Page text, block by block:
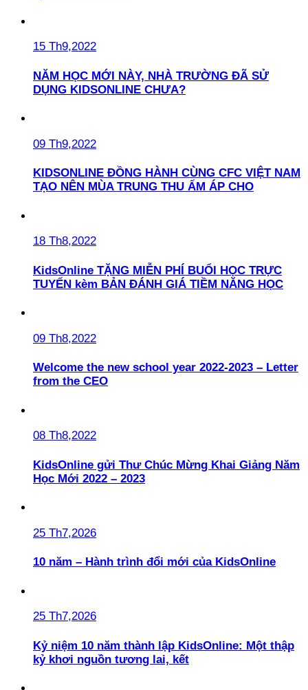
15 Th9,2022
NĂM HỌC MỚI NÀY, NHÀ TRƯỜNG ĐÃ SỬ
DỤNG KIDSONLINE CHƯA?
09 Th9,2022
KIDSONLINE ĐỒNG HÀNH CÙNG CFC VIỆT NAM
TẠO NÊN MÙA TRUNG THU ẤM ÁP CHO
18 Th8,2022
KidsOnline TẶNG MIỄN PHÍ BUỔI HỌC TRỰC
TUYẾN kèm BẢN ĐÁNH GIÁ TIỀM NĂNG HỌC
09 Th8,2022
Welcome the new school year 2022-2023 – Letter
from the CEO
08 Th8,2022
KidsOnline gửi Thư Chúc Mừng Khai Giảng Năm
Học Mới 2022 – 2023
25 Th7,2026
10 năm – Hành trình đổi mới của KidsOnline
25 Th7,2026
Kỷ niệm 10 năm thành lập KidsOnline: Một thập
kỷ khơi nguồn tương lai, kết